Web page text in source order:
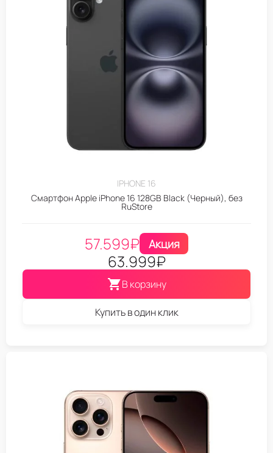
IPHONE 16
Смартфон Apple iPhone 16 128GB Black (Черный), без
RuStore
57.599₽ Акция
63.999₽
В корзину
Купить в один клик